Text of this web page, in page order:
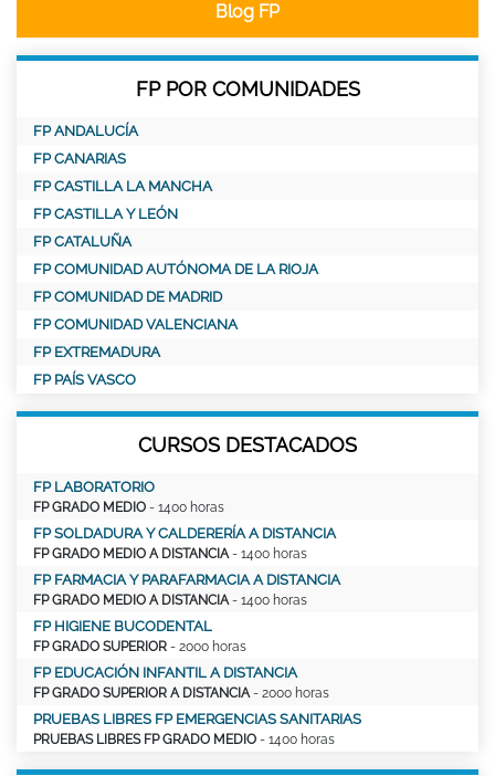
Blog FP
FP POR COMUNIDADES
FP ANDALUCÍA
FP CANARIAS
FP CASTILLA LA MANCHA
FP CASTILLA Y LEÓN
FP CATALUÑA
FP COMUNIDAD AUTÓNOMA DE LA RIOJA
FP COMUNIDAD DE MADRID
FP COMUNIDAD VALENCIANA
FP EXTREMADURA
FP PAÍS VASCO
CURSOS DESTACADOS
FP LABORATORIO
FP GRADO MEDIO - 1400 horas
FP SOLDADURA Y CALDERERÍA A DISTANCIA
FP GRADO MEDIO A DISTANCIA - 1400 horas
FP FARMACIA Y PARAFARMACIA A DISTANCIA
FP GRADO MEDIO A DISTANCIA - 1400 horas
FP HIGIENE BUCODENTAL
FP GRADO SUPERIOR - 2000 horas
FP EDUCACIÓN INFANTIL A DISTANCIA
FP GRADO SUPERIOR A DISTANCIA - 2000 horas
PRUEBAS LIBRES FP EMERGENCIAS SANITARIAS
PRUEBAS LIBRES FP GRADO MEDIO - 1400 horas